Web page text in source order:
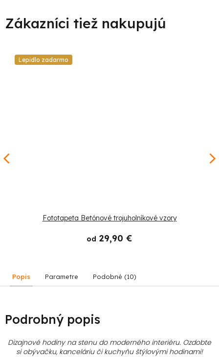
Lepidlo zadarmo
Fototapeta Betónové trojuholníkové vzory
od 29,90 €
Popis Parametre Podobné (10)
Podrobný popis
Dizajnové hodiny na stenu do moderného interiéru. Ozdobte
si obývačku, kanceláriu či kuchyňu štýlovými hodinami!